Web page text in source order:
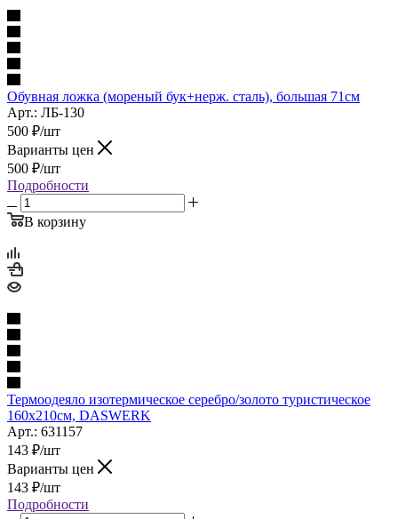
Обувная ложка (мореный бук+нерж. сталь), большая 71см
Арт.: ЛБ-130
500 ₽/шт
Варианты цен
500 ₽/шт
Подробности
В корзину
Термоодеяло изотермическое серебро/золото туристическое
160х210см, DASWERK
Арт.: 631157
143 ₽/шт
Варианты цен
143 ₽/шт
Подробности